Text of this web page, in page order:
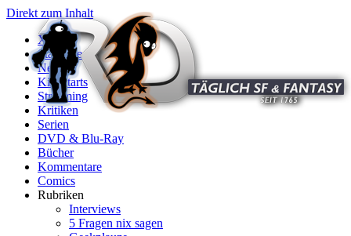
Direkt zum Inhalt
X
Startseite
News
Kinostarts
Streaming
Kritiken
Serien
DVD & Blu-Ray
Bücher
Kommentare
Comics
Rubriken
Interviews
5 Fragen nix sagen